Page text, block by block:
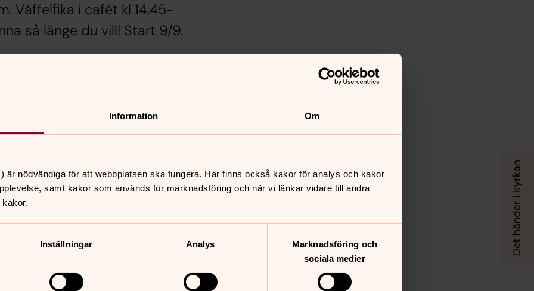
Information Om
är nödvändiga för att webbplatsen ska fungera. Här finns också kakor för analys och kakor
samt kakor som används för marknadsföring och när vi länkar vidare till andra
Inställningar Analys
Marknadsföring och
sociala medier
Våffelfika i cafét kl 14.45-
så länge du vill! Start 9/9.
snacka, spela spel, innebandy, gå
i caféet mellan 14.45-16.00.
ses den 9/9.
du går i och mobilnummer till
socialpedagog Liselotte Anderson